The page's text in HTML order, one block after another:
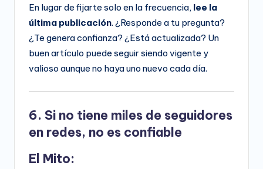
En lugar de fijarte solo en la frecuencia, lee la
última publicación. ¿Responde a tu pregunta?
¿Te genera confianza? ¿Está actualizada? Un
buen artículo puede seguir siendo vigente y
valioso aunque no haya uno nuevo cada día.
6. Si no tiene miles de seguidores
en redes, no es confiable
El Mito: